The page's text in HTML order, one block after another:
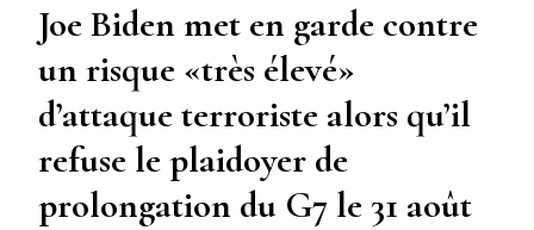
Joe Biden met en garde contre
un risque «très élevé»
d’attaque terroriste alors qu’il
refuse le plaidoyer de
prolongation du G7 le 31 août